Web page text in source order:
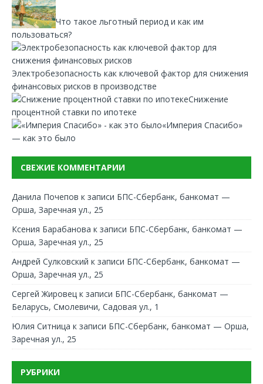
Что такое льготный период и как им
пользоваться?
Электробезопасность как ключевой фактор для снижения
финансовых рисков в производстве
Снижение
процентной ставки по ипотеке
«Империя Спасибо»
— как это было
СВЕЖИЕ КОММЕНТАРИИ
Данила Почепов к записи БПС-Сбербанк, банкомат —
Орша, Заречная ул., 25
Ксения Барабанова к записи БПС-Сбербанк, банкомат —
Орша, Заречная ул., 25
Андрей Сулковский к записи БПС-Сбербанк, банкомат —
Орша, Заречная ул., 25
Сергей Жировец к записи БПС-Сбербанк, банкомат —
Беларусь, Смолевичи, Садовая ул., 1
Юлия Ситница к записи БПС-Сбербанк, банкомат — Орша,
Заречная ул., 25
РУБРИКИ